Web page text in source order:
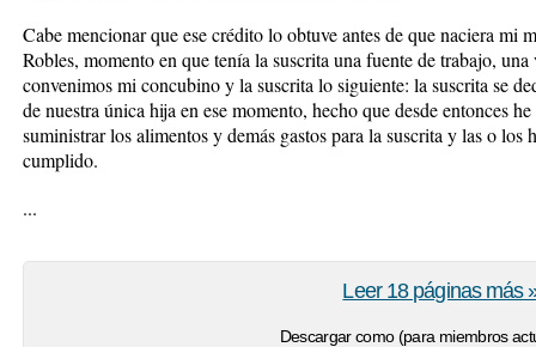
Cabe mencionar que ese crédito lo obtuve antes de que naciera mi
Robles, momento en que tenía la suscrita una fuente de trabajo,
convenimos mi concubino y la suscrita lo siguiente: la suscrita se
de nuestra única hija en ese momento, hecho que desde entonces
suministrar los alimentos y demás gastos para la suscrita y las o
cumplido.
...
Descargar como (para miembros
Leer 18 páginas más